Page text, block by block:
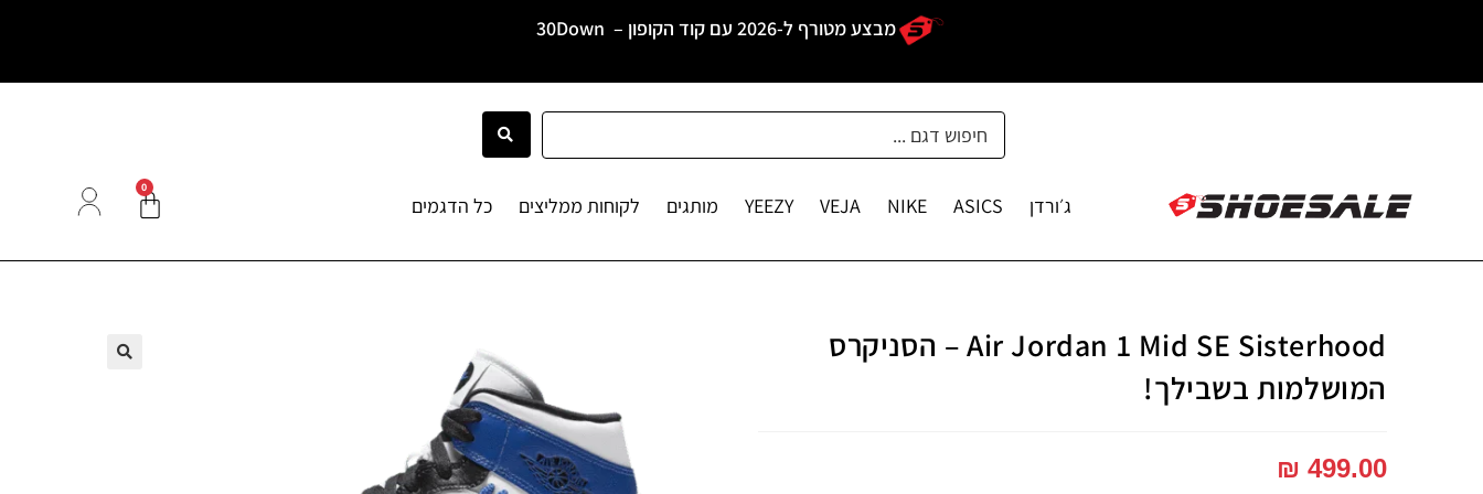
מבצע מטורף ל-2026 עם קוד הקופון – 30Down
ג׳ורדן ASICS
NIKE
VEJA
YEEZY מותגים לקוחות ממליצים כל הדגמים
0
Air Jordan 1 Mid SE Sisterhood – הסניקרס
המושלמות בשבילך!
₪ 499.00